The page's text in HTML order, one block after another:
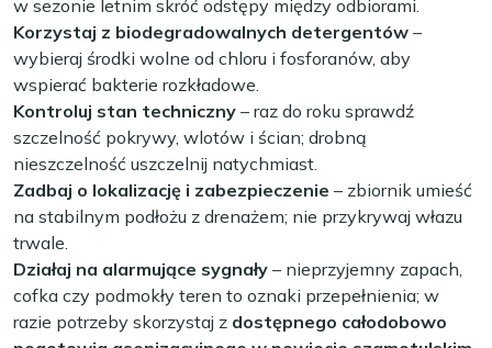
w sezonie letnim skróć odstępy między odbiorami.
Korzystaj z biodegradowalnych detergentów –
wybieraj środki wolne od chloru i fosforanów, aby
wspierać bakterie rozkładowe.
Kontroluj stan techniczny – raz do roku sprawdź
szczelność pokrywy, wlotów i ścian; drobną
nieszczelność uszczelnij natychmiast.
Zadbaj o lokalizację i zabezpieczenie – zbiornik umieść
na stabilnym podłożu z drenażem; nie przykrywaj włazu
trwale.
Działaj na alarmujące sygnały – nieprzyjemny zapach,
cofka czy podmokły teren to oznaki przepełnienia; w
razie potrzeby skorzystaj z dostępnego całodobowo